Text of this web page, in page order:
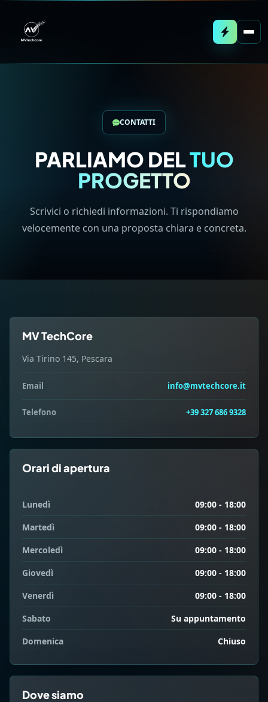
CONTATTI
PARLIAMO DELTUO
PROGETTO
Scrivici o richiedi informazioni. Ti rispondiamo
velocemente con una proposta chiara e concreta.
MV TechCore
Via Tirino 145, Pescara
Email info@mvtechcore.it
Telefono +39 327 686 9328
Orari di apertura
Lunedì
09:00 - 18:00
Martedì
09:00 - 18:00
Mercoledì
09:00 - 18:00
Giovedì
09:00 - 18:00
Venerdì
09:00 - 18:00
Sabato
Su appuntamento
Domenica
Chiuso
Dove siamo